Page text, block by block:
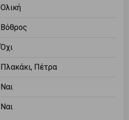
Ολική
Βόθρος
Όχι
Πλακάκι, Πέτρα
Ναι
Ναι